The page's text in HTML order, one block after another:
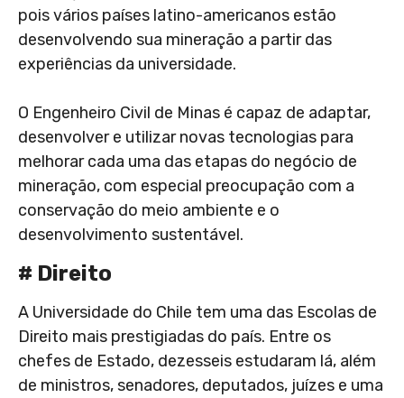
pois vários países latino-americanos estão
desenvolvendo sua mineração a partir das
experiências da universidade.
O Engenheiro Civil de Minas é capaz de adaptar,
desenvolver e utilizar novas tecnologias para
melhorar cada uma das etapas do negócio de
mineração, com especial preocupação com a
conservação do meio ambiente e o
desenvolvimento sustentável.
# Direito
A Universidade do Chile tem uma das Escolas de
Direito mais prestigiadas do país. Entre os
chefes de Estado, dezesseis estudaram lá, além
de ministros, senadores, deputados, juízes e uma